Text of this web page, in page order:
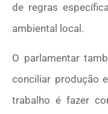
de regras
ambiental local.
O parlamentar
conciliar produção
trabalho é fazer